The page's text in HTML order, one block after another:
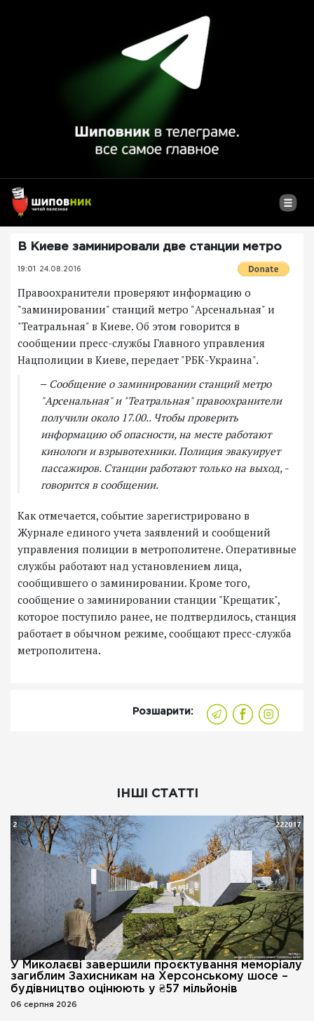
В Киеве заминировали две станции метро
19:01 24.08.2016
Правоохранители проверяют информацию о
"заминировании" станций метро "Арсенальная" и
"Театральная" в Киеве. Об этом говорится в
сообщении пресс-службы Главного управления
Нацполиции в Киеве, передает "РБК-Украина".
‒ Сообщение о заминировании станций метро
"Арсенальная" и "Театральная" правоохранители
получили около 17.00.. Чтобы проверить
информацию об опасности, на месте работают
кинологи и взрывотехники. Полиция эвакуирует
пассажиров. Станции работают только на выход, -
говорится в сообщении.
Как отмечается, событие зарегистрировано в
Журнале единого учета заявлений и сообщений
управления полиции в метрополитене. Оперативные
службы работают над установлением лица,
сообщившего о заминировании. Кроме того,
сообщение о заминировании станции "Крещатик",
которое поступило ранее, не подтвердилось, станция
работает в обычном режиме, сообщают пресс-служба
метрополитена.
Розшарити:
ІНШІ СТАТТІ
У Миколаєві завершили проєктування меморіалу
загиблим Захисникам на Херсонському шосе –
будівництво оцінюють у ₴57 мільйонів
06 серпня 2026